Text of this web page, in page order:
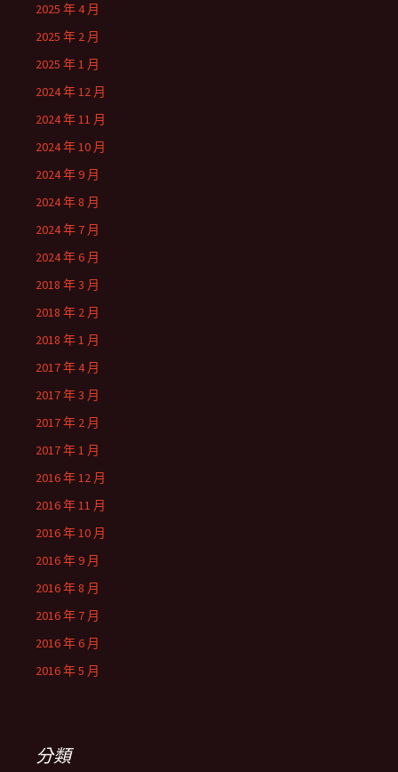
2025 年 4 月
2025 年 2 月
2025 年 1 月
2024 年 12 月
2024 年 11 月
2024 年 10 月
2024 年 9 月
2024 年 8 月
2024 年 7 月
2024 年 6 月
2018 年 3 月
2018 年 2 月
2018 年 1 月
2017 年 4 月
2017 年 3 月
2017 年 2 月
2017 年 1 月
2016 年 12 月
2016 年 11 月
2016 年 10 月
2016 年 9 月
2016 年 8 月
2016 年 7 月
2016 年 6 月
2016 年 5 月
分類